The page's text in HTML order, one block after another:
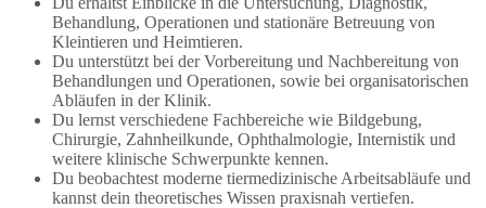
Behandlung, Operationen und stationäre Betreuung von
Kleintieren und Heimtieren.
Du unterstützt bei der Vorbereitung und Nachbereitung von
Behandlungen und Operationen, sowie bei organisatorischen
Abläufen in der Klinik.
Du lernst verschiedene Fachbereiche wie Bildgebung,
Chirurgie, Zahnheilkunde, Ophthalmologie, Internistik und
weitere klinische Schwerpunkte kennen.
Du beobachtest moderne tiermedizinische Arbeitsabläufe und
kannst dein theoretisches Wissen praxisnah vertiefen.